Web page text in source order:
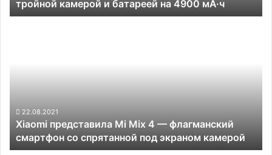
батареей
на
тройной камерой и батареей на 4900 мА·ч
смартфон
со
спрятанной
под
22.08.2021
Xiaomi представила Mi Mix 4 — флагманский
смартфон со спрятанной под экраном камерой